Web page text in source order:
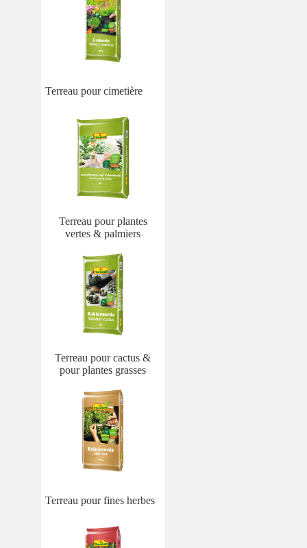
Terreau pour cimetière
Terreau pour plantes
vertes & palmiers
Terreau pour cactus &
pour plantes grasses
Terreau pour fines herbes